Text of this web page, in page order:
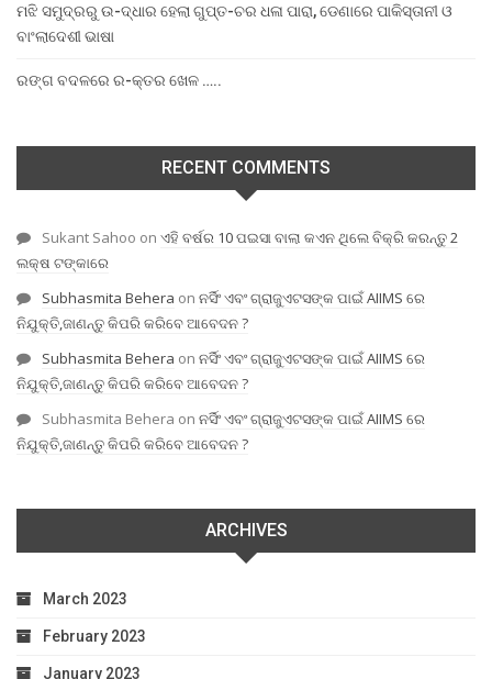
ମଝି ସମୁଦ୍ରରୁ ଉ-ଦ୍ଧାର ହେଲା ଗୁପ୍ତ-ଚର ଧଳା ପାରା, ଡେଣାରେ ପାକିସ୍ତାନୀ ଓ
ବାଂଲାଦେଶୀ ଭାଷା
ରଙ୍ଗ ବଦଳରେ ର-କ୍ତର ଖେଳ …..
RECENT COMMENTS
Sukant Sahoo on ଏହି ବର୍ଷର 10 ପଇସା ବାଲା କଏନ ଥିଲେ ବିକ୍ରି କରନ୍ତୁ 2
ଲକ୍ଷ ଟଙ୍କାରେ
Subhasmita Behera on ନର୍ସିଂ ଏବଂ ଗ୍ରାଜୁଏଟସଙ୍କ ପାଇଁ AIIMS ରେ
ନିଯୁକ୍ତି,ଜାଣନ୍ତୁ କିପରି କରିବେ ଆବେଦନ ?
Subhasmita Behera on ନର୍ସିଂ ଏବଂ ଗ୍ରାଜୁଏଟସଙ୍କ ପାଇଁ AIIMS ରେ
ନିଯୁକ୍ତି,ଜାଣନ୍ତୁ କିପରି କରିବେ ଆବେଦନ ?
Subhasmita Behera on ନର୍ସିଂ ଏବଂ ଗ୍ରାଜୁଏଟସଙ୍କ ପାଇଁ AIIMS ରେ
ନିଯୁକ୍ତି,ଜାଣନ୍ତୁ କିପରି କରିବେ ଆବେଦନ ?
ARCHIVES
March 2023
February 2023
January 2023